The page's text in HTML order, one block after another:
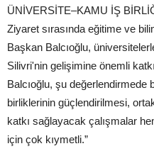
ÜNİVERSİTE–KAMU İŞ
Ziyaret sırasında eğitime ve
Başkan Balcıoğlu,
Silivri'nin gelişimine önemli
Balcıoğlu, şu değerlendirmede
birliklerinin güçlendirilmesi,
katkı sağlayacak çalışmalar
için çok kıymetli.”